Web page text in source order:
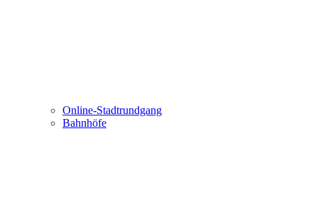
Online-Stadtrundgang
Bahnhöfe